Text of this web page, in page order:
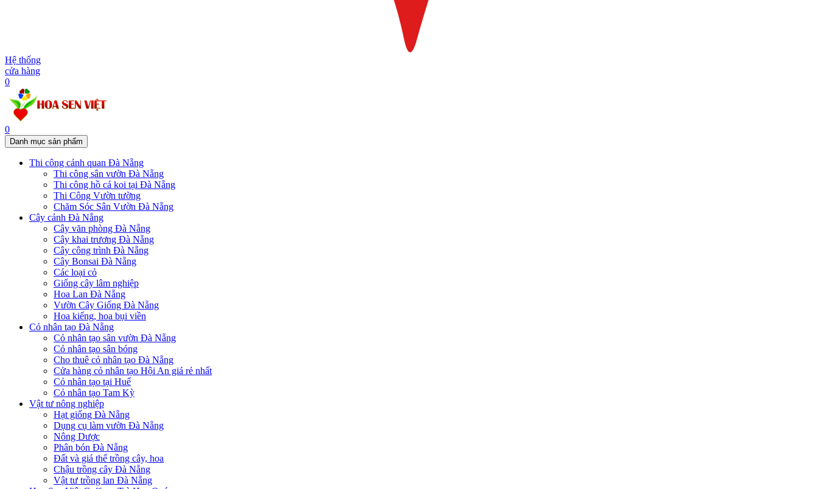
Hệ thống
cửa hàng
0
0
Danh mục sản phẩm
Thi công cảnh quan Đà Nẵng
Thi công sân vườn Đà Nẵng
Thi công hồ cá koi tại Đà Nẵng
Thi Công Vườn tường
Chăm Sóc Sân Vườn Đà Nẵng
Cây cảnh Đà Nẵng
Cây văn phòng Đà Nẵng
Cây khai trương Đà Nẵng
Cây công trình Đà Nẵng
Cây Bonsai Đà Nẵng
Các loại cỏ
Giống cây lâm nghiệp
Hoa Lan Đà Nẵng
Vườn Cây Giống Đà Nẵng
Hoa kiểng, hoa bụi viền
Cỏ nhân tạo Đà Nẵng
Cỏ nhân tạo sân vườn Đà Nẵng
Cỏ nhân tạo sân bóng
Cho thuê cỏ nhân tạo Đà Nẵng
Cửa hàng cỏ nhân tạo Hội An giá rẻ nhất
Cỏ nhân tạo tại Huế
Cỏ nhân tạo Tam Kỳ
Vật tư nông nghiệp
Hạt giống Đà Nẵng
Dụng cụ làm vườn Đà Nẵng
Nông Dược
Phân bón Đà Nẵng
Đất và giá thể trồng cây, hoa
Chậu trồng cây Đà Nẵng
Vật tư trồng lan Đà Nẵng